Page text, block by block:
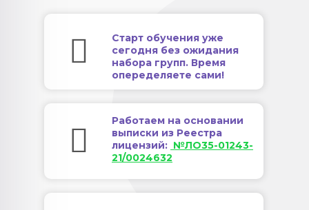
Старт обучения уже
сегодня без ожидания
набора групп. Время
опеределяете сами!
Работаем на основании
выписки из Реестра
лицензий: №ЛО35-01243-
21/0024632